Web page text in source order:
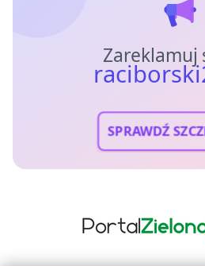
Zareklamuj
SPRAWDŹ